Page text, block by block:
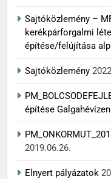
Sajtóközlemény –
kerékpárforgalmi
építése/felújítása
Sajtóközlemény
építése Galgahévízen
2019.06.26.
Elnyert pályázatok